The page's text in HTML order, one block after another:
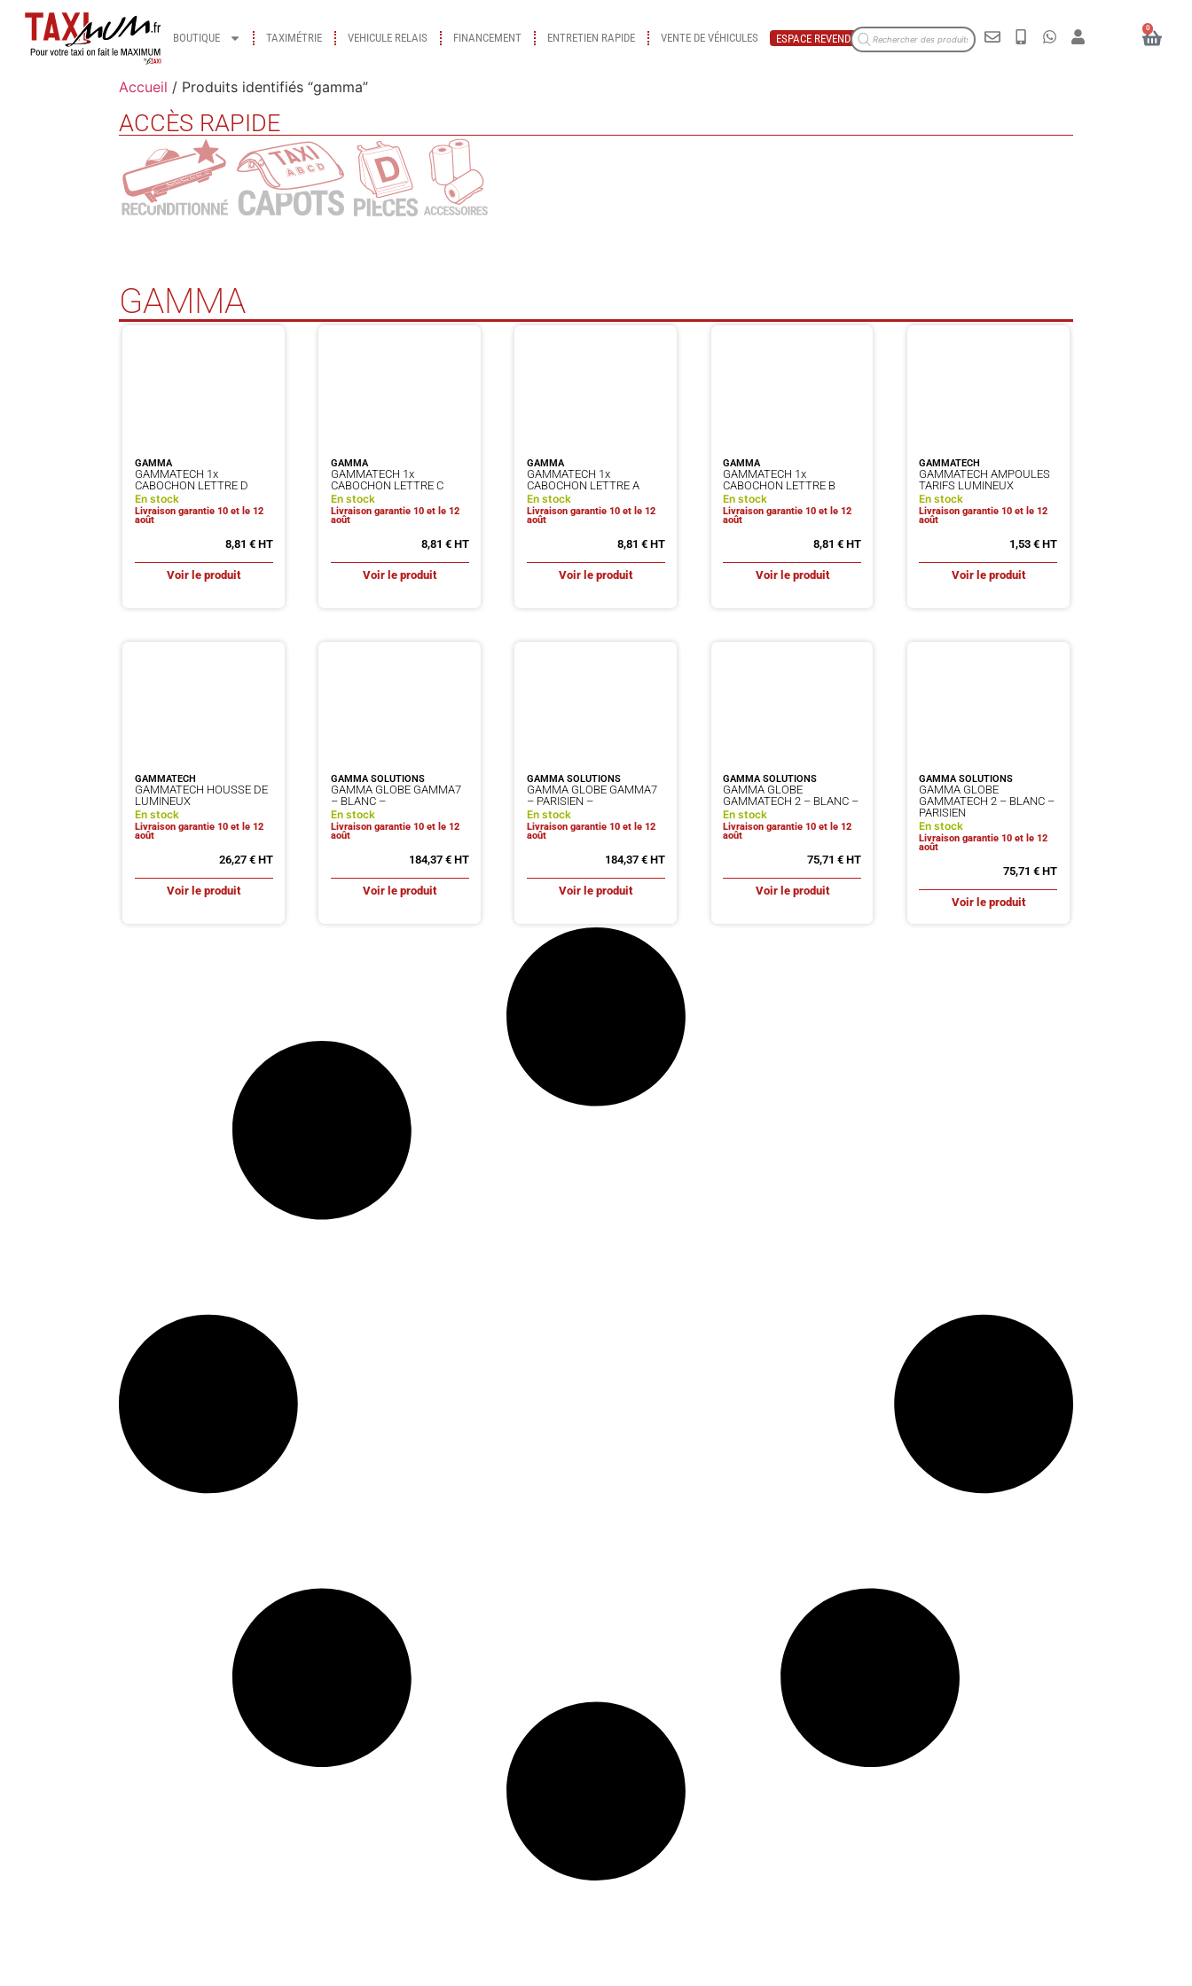
BOUTIQUE TAXIMÉTRIE VEHICULE RELAIS FINANCEMENT ENTRETIEN RAPIDE VENTE DE VÉHICULES ESPACE REVENDEUR
Accueil / Produits identifiés “gamma”
ACCÈS RAPIDE
GAMMA
GAMMA
GAMMATECH 1x
CABOCHON LETTRE D
En stock
Livraison garantie 10 et le 12
août
8,81 €
Voir le produit
GAMMA
GAMMATECH 1x
CABOCHON LETTRE C
En stock
Livraison garantie 10 et le 12
août
8,81 €
Voir le produit
GAMMA
GAMMATECH 1x
CABOCHON LETTRE A
En stock
Livraison garantie 10 et le 12
août
8,81€
Voir le produit
GAMMA
GAMMATECH 1x
CABOCHON LETTRE B
En stock
Livraison garantie 10 et le 12
août
8,81€
Voir le produit
GAMMATECH
GAMMATECH AMPOULES
TARIFS LUMINEUX
En stock
Livraison garantie 10 et le 12
août
1,53€
Voir le produit
GAMMATECH
GAMMATECH HOUSSE DE
LUMINEUX
En stock
Livraison garantie 10 et le 12
août
26,27 €
Voir le produit
GAMMA SOLUTIONS
GAMMA GLOBE GAMMA7
– BLANC –
En stock
Livraison garantie 10 et le 12
août
184,37 €
Voir le produit
GAMMA SOLUTIONS
GAMMA GLOBE GAMMA7
– PARISIEN –
En stock
Livraison garantie 10 et le 12
août
184,37€
Voir le produit
GAMMA SOLUTIONS
GAMMA GLOBE
GAMMATECH 2 – BLANC –
En stock
Livraison garantie 10 et le 12
août
75,71€
Voir le produit
GAMMA SOLUTIONS
GAMMA GLOBE
GAMMATECH 2 – BLANC –
PARISIEN
En stock
Livraison garantie 10 et le 12
août
75,71€
Voir le produit
0